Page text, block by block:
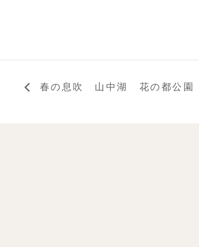
春の息吹 山中湖 花の都公園